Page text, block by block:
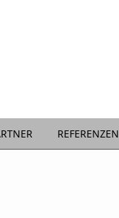
REFERENZEN